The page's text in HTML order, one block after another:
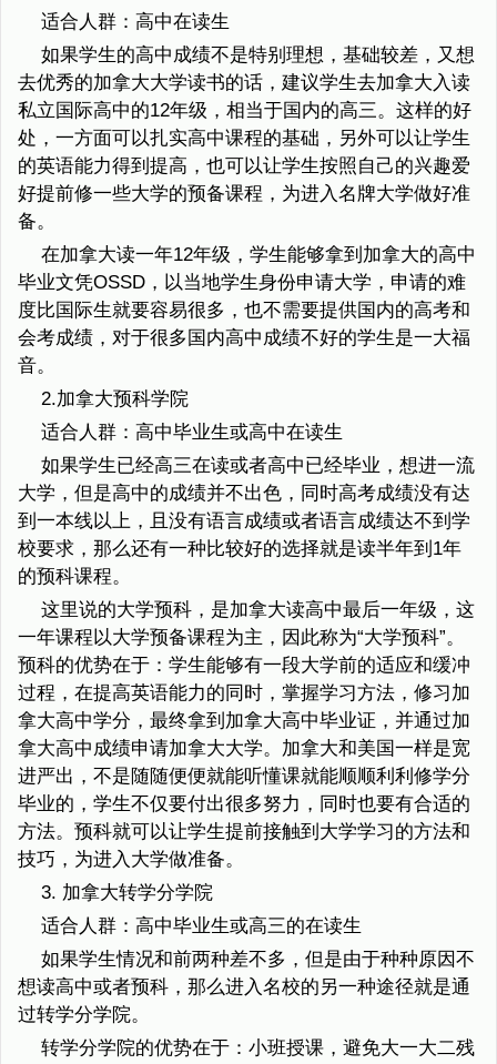
适合人群：高中在读生
如果学生的高中成绩不是特别理想，基础较差，又想
去优秀的加拿大大学读书的话，建议学生去加拿大入读
私立国际高中的12年级，相当于国内的高三。这样的好
处，一方面可以扎实高中课程的基础，另外可以让学生
的英语能力得到提高，也可以让学生按照自己的兴趣爱
好提前修一些大学的预备课程，为进入名牌大学做好准
备。
在加拿大读一年12年级，学生能够拿到加拿大的高中
毕业文凭OSSD，以当地学生身份申请大学，申请的难
度比国际生就要容易很多，也不需要提供国内的高考和
会考成绩，对于很多国内高中成绩不好的学生是一大福
音。
2.加拿大预科学院
适合人群：高中毕业生或高中在读生
如果学生已经高三在读或者高中已经毕业，想进一流
大学，但是高中的成绩并不出色，同时高考成绩没有达
到一本线以上，且没有语言成绩或者语言成绩达不到学
校要求，那么还有一种比较好的选择就是读半年到1年
的预科课程。
这里说的大学预科，是加拿大读高中最后一年级，这
一年课程以大学预备课程为主，因此称为“大学预科”。
预科的优势在于：学生能够有一段大学前的适应和缓冲
过程，在提高英语能力的同时，掌握学习方法，修习加
拿大高中学分，最终拿到加拿大高中毕业证，并通过加
拿大高中成绩申请加拿大大学。加拿大和美国一样是宽
进严出，不是随随便便就能听懂课就能顺顺利利修学分
毕业的，学生不仅要付出很多努力，同时也要有合适的
方法。预科就可以让学生提前接触到大学学习的方法和
技巧，为进入大学做准备。
3. 加拿大转学分学院
适合人群：高中毕业生或高三的在读生
如果学生情况和前两种差不多，但是由于种种原因不
想读高中或者预科，那么进入名校的另一种途径就是通
过转学分学院。
转学分学院的优势在于：小班授课，避免大一大二残